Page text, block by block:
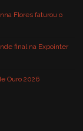
Flores faturou o
final na Expointer
Ouro 2026